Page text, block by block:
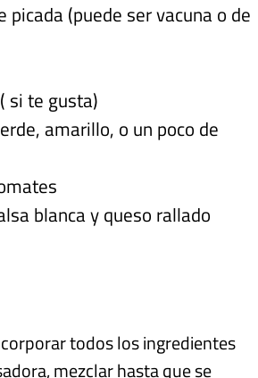
picada (puede ser vacuna o de
si te gusta)
amarillo, o un poco de
blanca y queso rallado
todos los ingredientes
mezclar hasta que se